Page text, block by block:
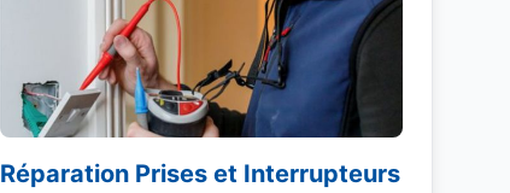
Réparation Prises et Interrupteurs